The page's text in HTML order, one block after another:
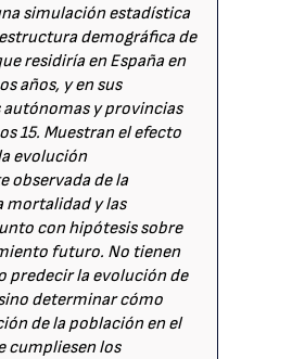
simulación estadística
demográfica de
residiría en España en
años, y en sus
y provincias
15. Muestran el efecto
evolución
observada de la
mortalidad y las
con hipótesis sobre
futuro. No tienen
predecir la evolución de
determinar cómo
de la población en el
cumpliesen los